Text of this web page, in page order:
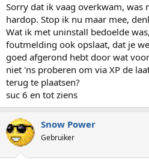
Sorry dat ik vaag overkwam, was
hardop. Stop ik nu maar mee,
Wat ik met uninstall bedoelde
foutmelding ook opslaat, dat je
goed afgerond hebt door wat
niet 'ns proberen om via XP de
terug te plaatsen?
suc 6 en tot ziens
Snow Power
Gebruiker